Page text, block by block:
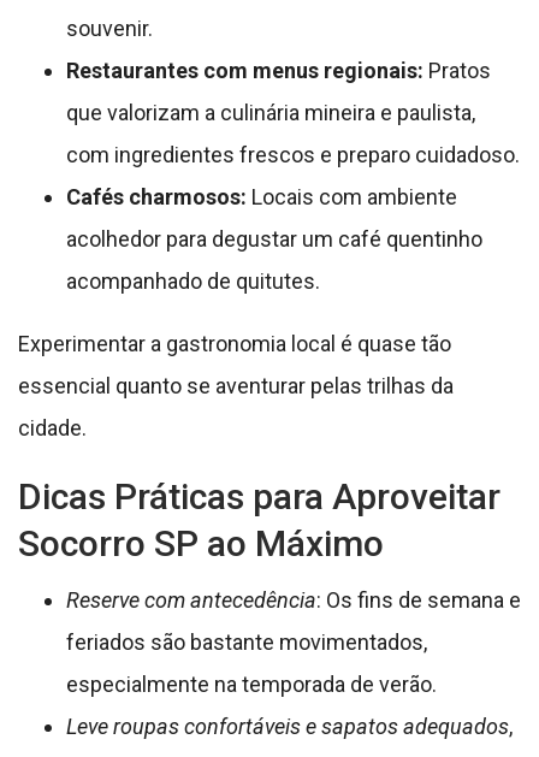
souvenir.
Restaurantes com menus regionais: Pratos
que valorizam a culinária mineira e paulista,
com ingredientes frescos e preparo cuidadoso.
Cafés charmosos: Locais com ambiente
acolhedor para degustar um café quentinho
acompanhado de quitutes.
Experimentar a gastronomia local é quase tão
essencial quanto se aventurar pelas trilhas da
cidade.
Dicas Práticas para Aproveitar
Socorro SP ao Máximo
Reserve com antecedência: Os fins de semana e
feriados são bastante movimentados,
especialmente na temporada de verão.
Leve roupas confortáveis e sapatos adequados,